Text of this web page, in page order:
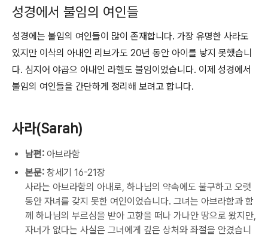
성경에서 불임의 여인들
성경에는 불임의 여인들이 많이 존재합니다. 가장 유명한 사라도
있지만 이삭의 아내인 리브가도 20년 동안 아이를 낳지 못했습니
다. 심지어 야곱으 아내인 라헬도 불임이었습니다. 이제 성경에서
불임의 여인들을 간단하게 정리해 보려고 합니다.
사라(Sarah)
남편: 아브라함
본문: 창세기 16-21장
사라는 아브라함의 아내로, 하나님의 약속에도 불구하고 오랫
동안 자녀를 갖지 못한 여인이었습니다. 그녀는 아브라함과 함
께 하나님의 부르심을 받아 고향을 떠나 가나안 땅으로 왔지만,
자녀가 없다는 사실은 그녀에게 깊은 상처와 좌절을 안겼습니